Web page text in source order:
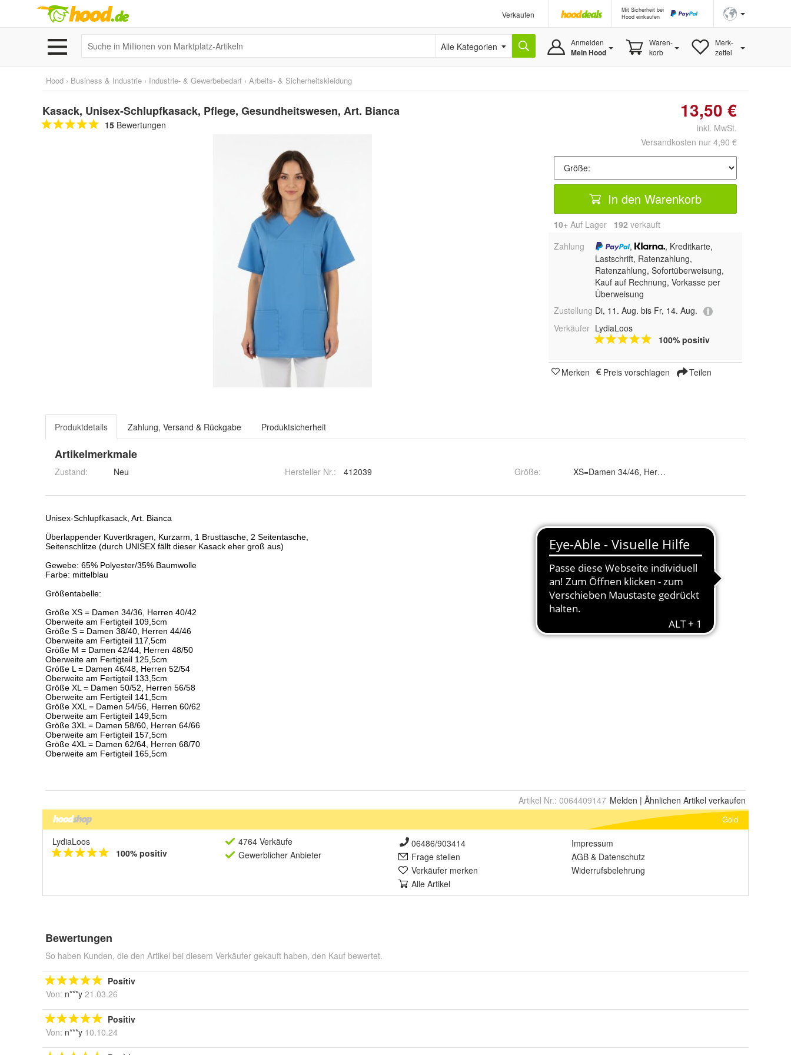
Verkaufen
Mit Sicherheit bei
Hood einkaufen
Alle Kategorien Anmelden
Mein Hood
Waren-
korb
Merk-
zettel
Hood › Business & Industrie › Industrie- & Gewerbebedarf › Arbeits- & Sicherheitskleidung
Kasack, Unisex-Schlupfkasack, Pflege, Gesundheitswesen, Art. Bianca
15 Bewertungen
13,50 €
inkl. MwSt.
Versandkosten nur 4,90 €
In den Warenkorb
10+ Auf Lager 192 verkauft
Zahlung
,
, Kreditkarte,
Lastschrift, Ratenzahlung,
Ratenzahlung, Sofortüberweisung,
Kauf auf Rechnung, Vorkasse per
Überweisung
Zustellung Di, 11. Aug. bis Fr, 14. Aug.
Verkäufer LydiaLoos
100% positiv
Merken Preis vorschlagen Teilen
Produktdetails Zahlung, Versand & Rückgabe Produktsicherheit
Artikelmerkmale
Zustand: Neu Hersteller Nr.: 412039 Größe: XS=Damen 34/46, Herren 40/42, S=Damen 38/40,
Artikel Nr.: 0064409147 Melden | Ähnlichen Artikel verkaufen
Gold
LydiaLoos
100% positiv
4764 Verkäufe
Gewerblicher Anbieter
06486/903414
Frage stellen
Verkäufer merken
Alle Artikel
Impressum
AGB & Datenschutz
Widerrufsbelehrung
Bewertungen
So haben Kunden, die den Artikel bei diesem Verkäufer gekauft haben, den Kauf bewertet.
Positiv
Von: n***y 21.03.26
Positiv
Von: n***y 10.10.24